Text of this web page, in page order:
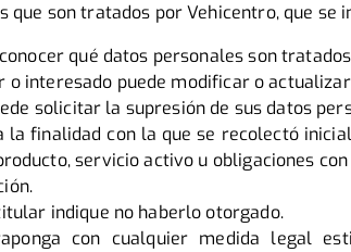
son tratados por Vehicentro, que se
qué datos personales son
interesado puede modificar o
solicitar la supresión de sus datos
la finalidad con la que se recolectó
servicio activo u obligaciones
indique no haberlo otorgado.
con cualquier medida legal